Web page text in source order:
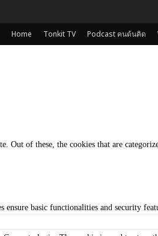
Home Tonkit TV Podcast คนต้นคิด
of these, the cookies that are
basic functionalities and security